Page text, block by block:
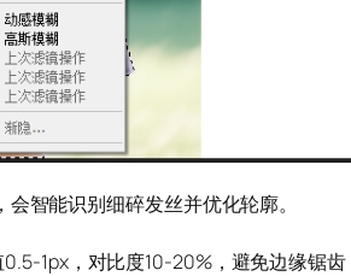
智能识别细碎发丝并优化轮廓。
1px，对比度10-20%，避免边缘锯齿